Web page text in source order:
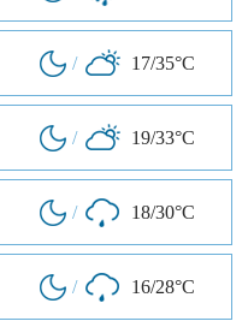
/ 17/35°C
/ 19/33°C
/ 18/30°C
/ 16/28°C